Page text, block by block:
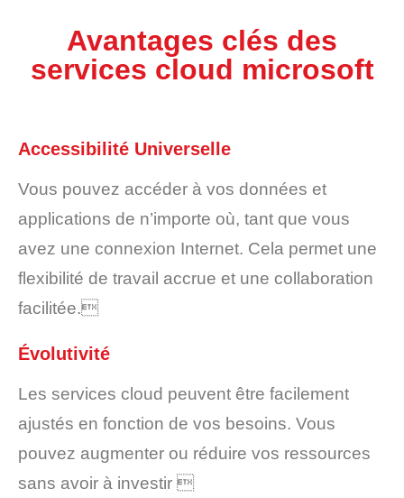
Avantages clés des
services cloud microsoft
Accessibilité Universelle
Vous pouvez accéder à vos données et
applications de n’importe où, tant que vous
avez une connexion Internet. Cela permet une
flexibilité de travail accrue et une collaboration
facilitée.
Évolutivité
Les services cloud peuvent être facilement
ajustés en fonction de vos besoins. Vous
pouvez augmenter ou réduire vos ressources
sans avoir à investir 